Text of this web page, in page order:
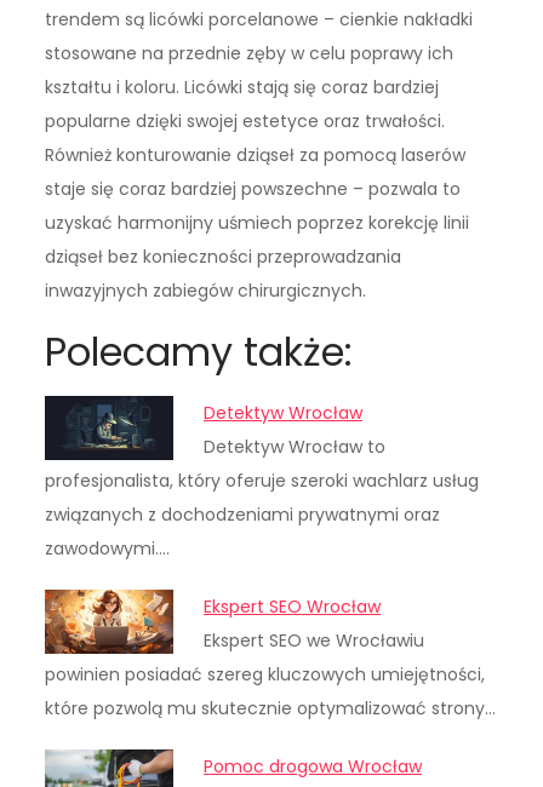
trendem są licówki porcelanowe – cienkie nakładki
stosowane na przednie zęby w celu poprawy ich
kształtu i koloru. Licówki stają się coraz bardziej
popularne dzięki swojej estetyce oraz trwałości.
Również konturowanie dziąseł za pomocą laserów
staje się coraz bardziej powszechne – pozwala to
uzyskać harmonijny uśmiech poprzez korekcję linii
dziąseł bez konieczności przeprowadzania
inwazyjnych zabiegów chirurgicznych.
Polecamy także:
Detektyw Wrocław
Detektyw Wrocław to
profesjonalista, który oferuje szeroki wachlarz usług
związanych z dochodzeniami prywatnymi oraz
zawodowymi.…
Ekspert SEO Wrocław
Ekspert SEO we Wrocławiu
powinien posiadać szereg kluczowych umiejętności,
które pozwolą mu skutecznie optymalizować strony…
Pomoc drogowa Wrocław